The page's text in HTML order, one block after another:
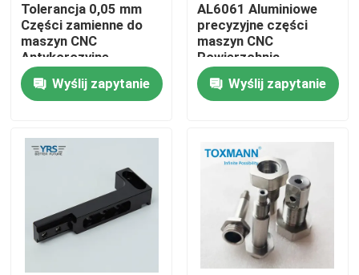
Produkty
O nas
Kontrola jakości
Skontaktuj się z nami
Tolerancja 0,05 mm
Części zamienne do
maszyn CNC
Antykorozyjne
uniwersalne
Wyślij zapytanie
AL6061 Aluminiowe
precyzyjne części
maszyn CNC
Powierzchnia
anodowania
Wyślij zapytanie